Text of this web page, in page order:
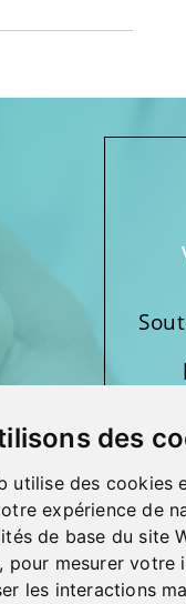
des
utilise des
expérience de
de base du site
, pour mesurer votre
les interactions
DU SITE